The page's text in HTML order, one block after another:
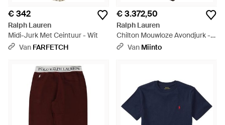
€ 342
Ralph Lauren
Midi-Jurk Met Ceintuur - Wit
Van FARFETCH
€ 3.372,50
Ralph Lauren
Chilton Mouwloze Avondjurk -
BruinVan Miinto